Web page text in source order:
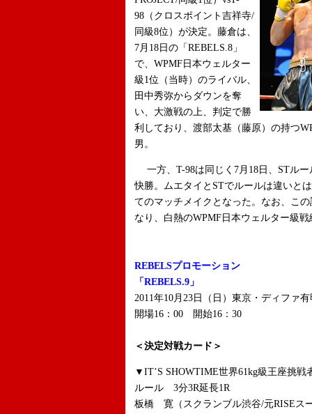
98（クロスポイント吉祥寺/
同級8位）が決定。藤倉は、
7月18日の「REBELS.8」
で、WPMF日本ウェルター
級1位（当時）のライバル、
田中秀弥からダウンを奪
い、大激戦の上、判定で勝
利しており、渡部太基（藤原）の持つ
男。
一方、T-98は同じく7月18日、STル
快勝。ムエタイとSTでルールは違いと
てのマッチメイクとなった。なお、こ
なり、白熱のWPMF日本ウェルター級
REBELSプロモーション
「REBELS.9」
2011年10月23日（日）東京・ディファ有
開場16：00 開始16：30
＜決定対戦カード＞
▼IT’S SHOWTIME世界61kg級王座挑
ルール 3分3R延長1R
板橋 寛（スクランブル渋谷/元RISEス